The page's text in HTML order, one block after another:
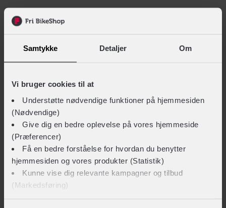
Samtykke Detaljer Om
Vi bruger cookies til at
Understøtte nødvendige funktioner på hjemmesiden
(Nødvendige)
Give dig en bedre oplevelse på vores hjemmeside
(Præferencer)
Få en bedre forståelse for hvordan du benytter
hjemmesiden og vores produkter (Statistik)
Kunne vise dig relevante kampagner og tilbud
(Markedsføring)